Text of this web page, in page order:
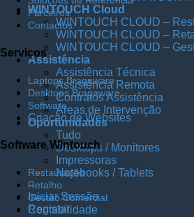
WINTOUCH Cloud
WINTOUCH CLOUD –
WINTOUCH CLOUD –
WINTOUCH CLOUD –
Assistência
Assistência Técnica
Assistência Remota
Contratos Assistência
Áreas de Intervenção
Oportunidades
Tudo
Desktops / Monitores
Impressoras
Notebooks / Tablets
Iniciar Sessão
Registar
Parceiros
Contactos
Serviços
Laptops Bragaware
Desktops Bragaware
Software
Criação de Websites
Software Wintouch
Restauração
Retalho
Gestão Comercial
Contabilidade